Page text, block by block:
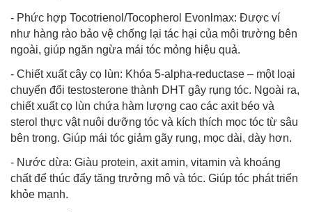
- Phức hợp Tocotrienol/Tocopherol Evonlmax: Được ví
như hàng rào bảo vệ chống lại tác hại của môi trường bên
ngoài, giúp ngăn ngừa mái tóc mỏng hiệu quả.
- Chiết xuất cây cọ lùn: Khóa 5-alpha-reductase – một loại
chuyển đổi testosterone thành DHT gây rụng tóc. Ngoài ra,
chiết xuất cọ lùn chứa hàm lượng cao các axit béo và
sterol thực vật nuôi dưỡng tóc và kích thích mọc tóc từ sâu
bên trong. Giúp mái tóc giảm gãy rụng, mọc dài, dày hơn.
- Nước dừa: Giàu protein, axit amin, vitamin và khoáng
chất để thúc đẩy tăng trưởng mô và tóc. Giúp tóc phát triển
khỏe mạnh.